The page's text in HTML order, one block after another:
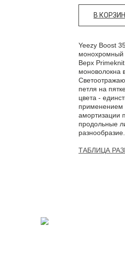
В
Yeezy Boost
монохромный
Верх
моноволокна
петля на
цвета -
применением
амортизации
продольные
разнообразие.
ТАБЛИЦА